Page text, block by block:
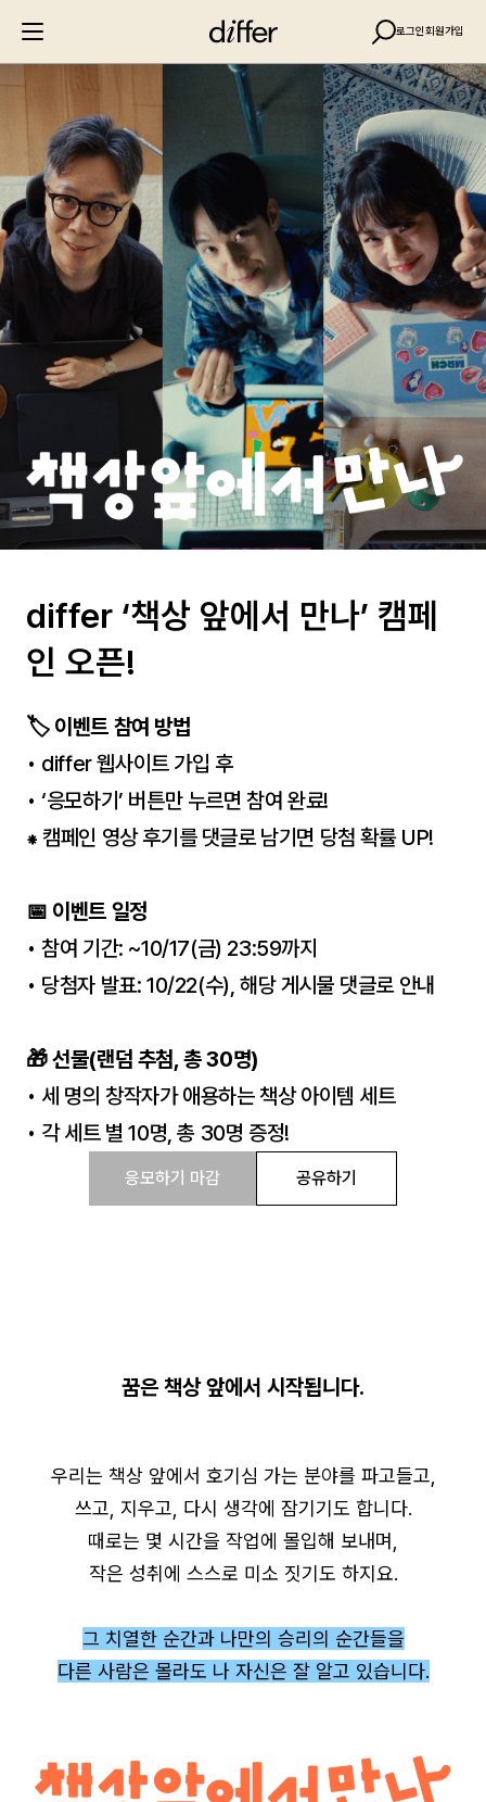
로그인회원가입
differ ‘책상 앞에서 만나’ 캠페
인 오픈!
🏷️ 이벤트 참여 방법
• differ 웹사이트 가입 후
• ‘응모하기’ 버튼만 누르면 참여 완료!
⁕ 캠페인 영상 후기를 댓글로 남기면 당첨 확률 UP!
📅 이벤트 일정
• 참여 기간: ~10/17(금) 23:59까지
• 당첨자 발표: 10/22(수), 해당 게시물 댓글로 안내
🎁 선물(랜덤 추첨, 총 30명)
• 세 명의 창작자가 애용하는 책상 아이템 세트
• 각 세트 별 10명, 총 30명 증정!
응모하기 마감 공유하기
꿈은 책상 앞에서 시작됩니다.
우리는 책상 앞에서 호기심 가는 분야를 파고들고,
쓰고, 지우고, 다시 생각에 잠기기도 합니다.
때로는 몇 시간을 작업에 몰입해 보내며,
작은 성취에 스스로 미소 짓기도 하지요.
그 치열한 순간과 나만의 승리의 순간들을
다른 사람은 몰라도 나 자신은 잘 알고 있습니다.